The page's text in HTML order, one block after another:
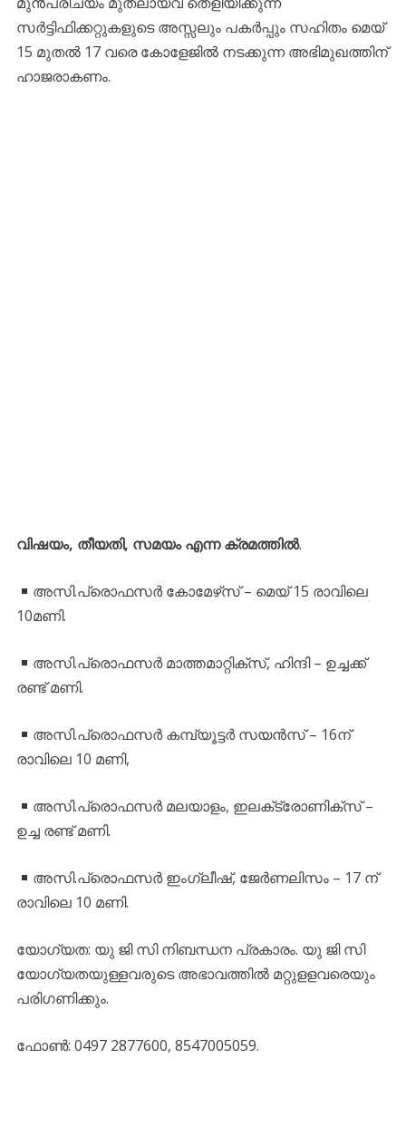
സര്‍ട്ടിഫിക്കറ്റുകളുടെ അസ്സലും പകര്‍പ്പും സഹിതം മെയ്
15 മുതല്‍ 17 വരെ കോളേജില്‍ നടക്കുന്ന അഭിമുഖത്തിന്
ഹാജരാകണം.
വിഷയം, തീയതി, സമയം എന്ന ക്രമത്തില്‍.
അസി.പ്രൊഫസര്‍ കോമേഴ്‌സ് – മെയ് 15 രാവിലെ
10മണി.
അസി.പ്രൊഫസര്‍ മാത്തമാറ്റിക്‌സ്, ഹിന്ദി – ഉച്ചക്ക്
രണ്ട് മണി.
അസി.പ്രൊഫസര്‍ കമ്പ്യൂട്ടര്‍ സയന്‍സ് – 16ന്
രാവിലെ 10 മണി,
അസി.പ്രൊഫസര്‍ മലയാളം, ഇലക്‌ട്രോണിക്‌സ് –
ഉച്ച രണ്ട് മണി.
അസി.പ്രൊഫസര്‍ ഇംഗ്ലീഷ്, ജേര്‍ണലിസം – 17 ന്
രാവിലെ 10 മണി.
യോഗ്യത: യു ജി സി നിബന്ധന പ്രകാരം. യു ജി സി
യോഗ്യതയുള്ളവരുടെ അഭാവത്തില്‍ മറ്റുളളവരെയും
പരിഗണിക്കും.
ഫോണ്‍: 0497 2877600, 8547005059.